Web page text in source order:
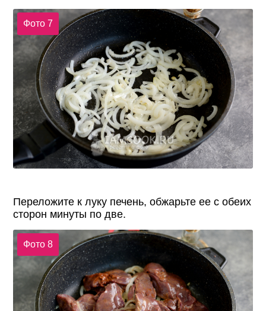
Фото 7
Переложите к луку печень, обжарьте ее с обеих
сторон минуты по две.
Фото 8